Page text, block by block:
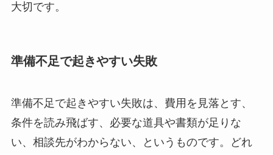
大切です。
準備不足で起きやすい失敗
準備不足で起きやすい失敗は、費用を見落とす、
条件を読み飛ばす、必要な道具や書類が足りな
い、相談先がわからない、というものです。どれ